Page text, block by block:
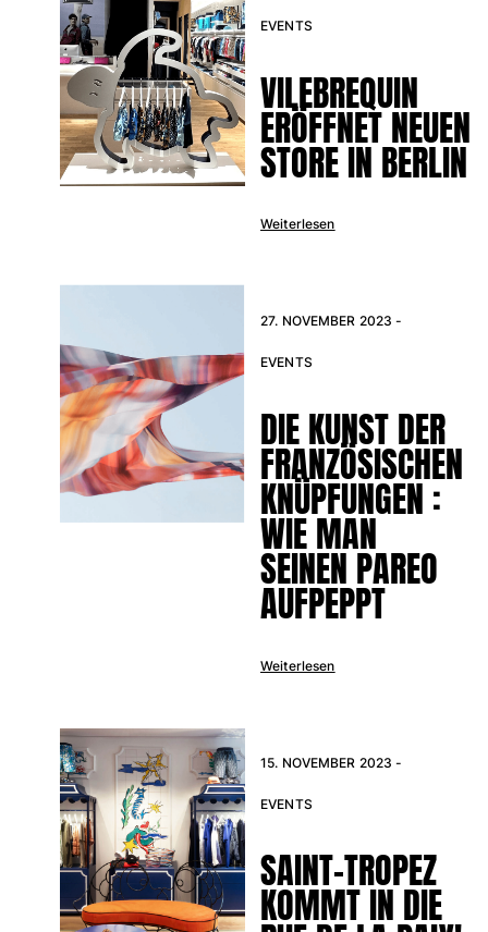
EVENTS
VILEBREQUIN
ERÖFFNET NEUEN
STORE IN BERLIN
Weiterlesen
27. NOVEMBER 2023 -
EVENTS
DIE KUNST DER
FRANZÖSISCHEN
KNÜPFUNGEN :
WIE MAN
SEINEN PAREO
AUFPEPPT
Weiterlesen
15. NOVEMBER 2023 -
EVENTS
SAINT-TROPEZ
KOMMT IN DIE